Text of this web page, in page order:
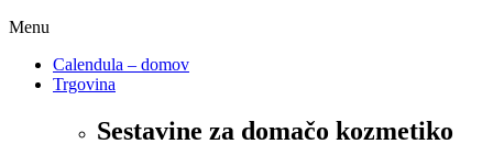
Menu
Calendula – domov
Trgovina
Sestavine za domačo kozmetiko